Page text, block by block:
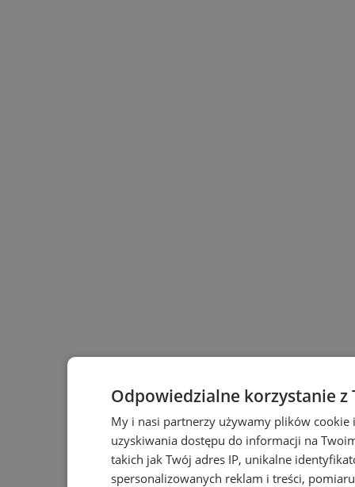
Odpowiedzialne korzystanie z
My i nasi partnerzy używamy plików
uzyskiwania dostępu do informacji na
takich jak Twój adres IP, unikalne
spersonalizowanych reklam i treści,